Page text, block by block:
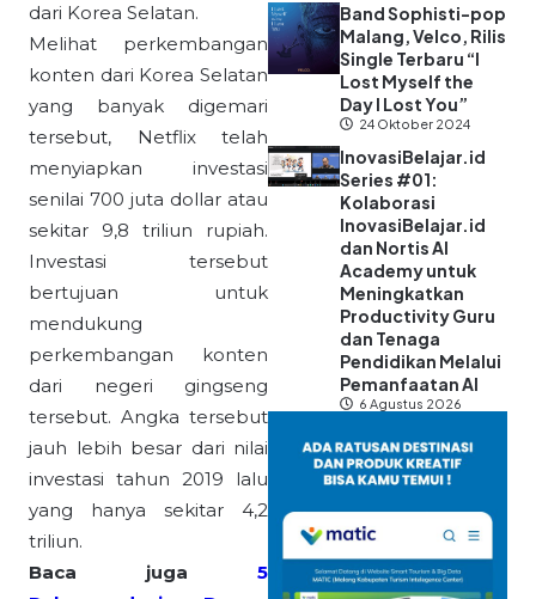
dari Korea Selatan.
Melihat perkembangan
konten dari Korea Selatan
yang banyak digemari
tersebut, Netflix telah
menyiapkan investasi
senilai 700 juta dollar atau
sekitar 9,8 triliun rupiah.
Investasi tersebut
bertujuan untuk
mendukung
perkembangan konten
dari negeri gingseng
tersebut. Angka tersebut
jauh lebih besar dari nilai
investasi tahun 2019 lalu
yang hanya sekitar 4,2
triliun.
Baca juga 5
Band Sophisti-pop
Malang, Velco, Rilis
Single Terbaru “I
Lost Myself the
Day I Lost You”
24 Oktober 2024
InovasiBelajar.id
Series #01:
Kolaborasi
InovasiBelajar.id
dan Nortis AI
Academy untuk
Meningkatkan
Productivity Guru
dan Tenaga
Pendidikan Melalui
Pemanfaatan AI
6 Agustus 2026